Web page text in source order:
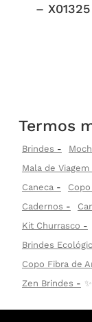
– X01325
Termos
Brindes
Mala de Viagem
Caneca
Copo
Cadernos
Kit Churrasco
Brindes
Copo Fibra de
Zen Brindes
✨